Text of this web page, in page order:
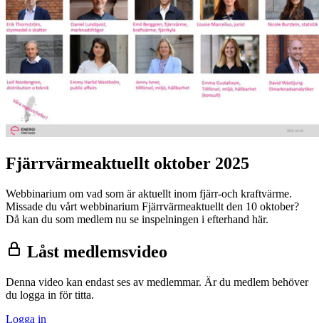
Fjärrvärmeaktuellt oktober 2025
Webbinarium om vad som är aktuellt inom fjärr-och kraftvärme.
Missade du vårt webbinarium Fjärrvärmeaktuellt den 10 oktober?
Då kan du som medlem nu se inspelningen i efterhand här.
Låst medlemsvideo
Denna video kan endast ses av medlemmar. Är du medlem behöver
du logga in för titta.
Logga in